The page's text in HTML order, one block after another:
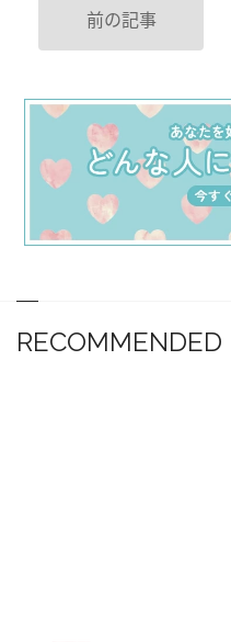
前の記事
RECOMMENDED